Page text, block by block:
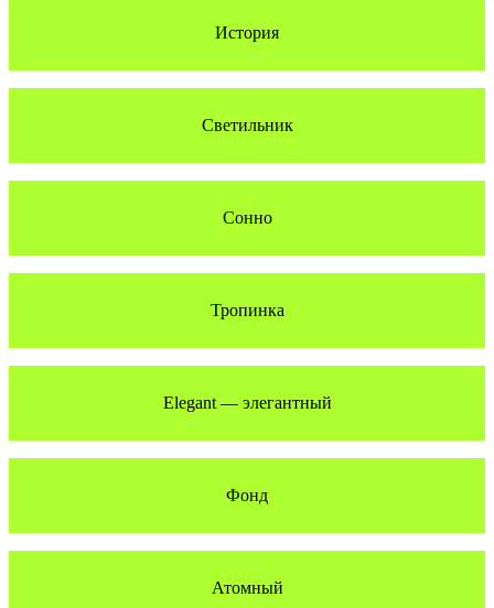
История
Светильник
Сонно
Тропинка
Elegant — элегантный
Фонд
Атомный